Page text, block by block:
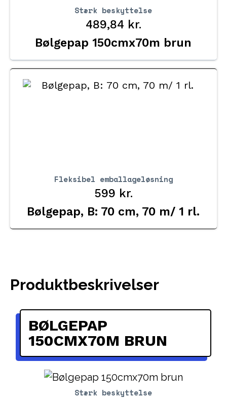
Stærk beskyttelse
Bølgepap 150cmx70m brun
489,84 kr.
Fleksibel emballageløsning
Bølgepap, B: 70 cm, 70 m/ 1 rl.
599 kr.
Produktbeskrivelser
Stærk beskyttelse
BØLGEPAP
150CMX70M BRUN